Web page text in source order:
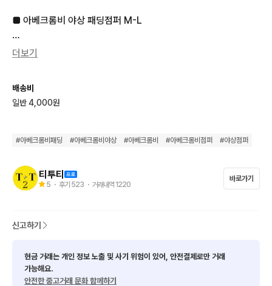
■ 아베크롬비 야상 패딩점퍼 M-L
■ 실측 사이즈
✓측정방법에 따라  +- 1~3cm편차
  발생될수있음
■
아베크롬비 야상 패딩 점퍼
■■ 교환/반품 불가하니 신중한 구매 부탁드립니다.
더보기
배송비
일반 4,000원
#아베크롬비패딩 #아베크롬비야상 #아베크롬비 #아베크롬비점퍼 #야상점퍼
티투티
5 ・ 후기 523 ・ 거래내역 1220
바로가기
신고하기
현금 거래는 개인 정보 노출 및 사기 위험이 있어, 안전결제로만 거래
가능해요.
안전한 중고거래 문화 함께하기